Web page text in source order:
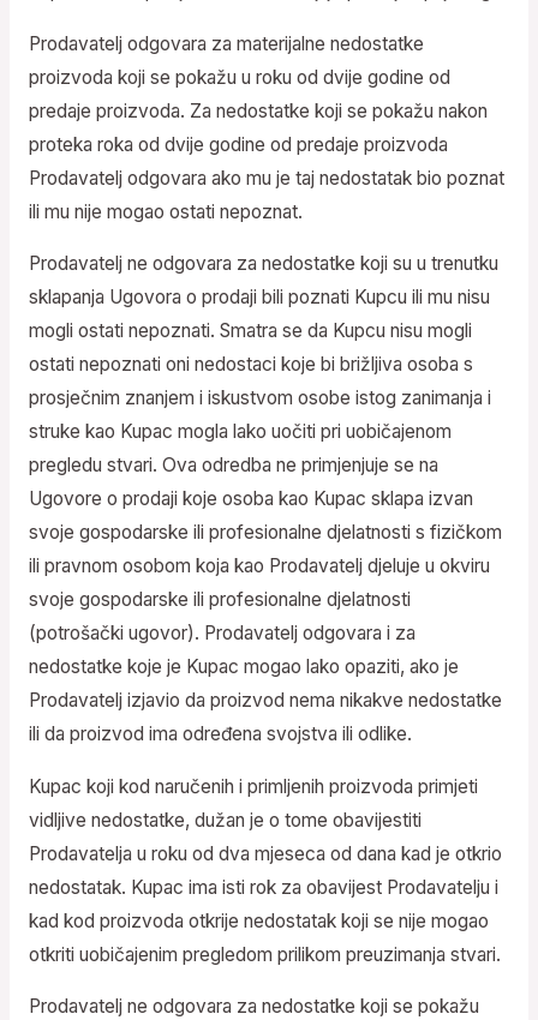
Prodavatelj odgovara za materijalne nedostatke
proizvoda koji se pokažu u roku od dvije godine od
predaje proizvoda. Za nedostatke koji se pokažu nakon
proteka roka od dvije godine od predaje proizvoda
Prodavatelj odgovara ako mu je taj nedostatak bio poznat
ili mu nije mogao ostati nepoznat.
Prodavatelj ne odgovara za nedostatke koji su u trenutku
sklapanja Ugovora o prodaji bili poznati Kupcu ili mu nisu
mogli ostati nepoznati. Smatra se da Kupcu nisu mogli
ostati nepoznati oni nedostaci koje bi brižljiva osoba s
prosječnim znanjem i iskustvom osobe istog zanimanja i
struke kao Kupac mogla lako uočiti pri uobičajenom
pregledu stvari. Ova odredba ne primjenjuje se na
Ugovore o prodaji koje osoba kao Kupac sklapa izvan
svoje gospodarske ili profesionalne djelatnosti s fizičkom
ili pravnom osobom koja kao Prodavatelj djeluje u okviru
svoje gospodarske ili profesionalne djelatnosti
(potrošački ugovor). Prodavatelj odgovara i za
nedostatke koje je Kupac mogao lako opaziti, ako je
Prodavatelj izjavio da proizvod nema nikakve nedostatke
ili da proizvod ima određena svojstva ili odlike.
Kupac koji kod naručenih i primljenih proizvoda primjeti
vidljive nedostatke, dužan je o tome obavijestiti
Prodavatelja u roku od dva mjeseca od dana kad je otkrio
nedostatak. Kupac ima isti rok za obavijest Prodavatelju i
kad kod proizvoda otkrije nedostatak koji se nije mogao
otkriti uobičajenim pregledom prilikom preuzimanja stvari.
Prodavatelj ne odgovara za nedostatke koji se pokažu